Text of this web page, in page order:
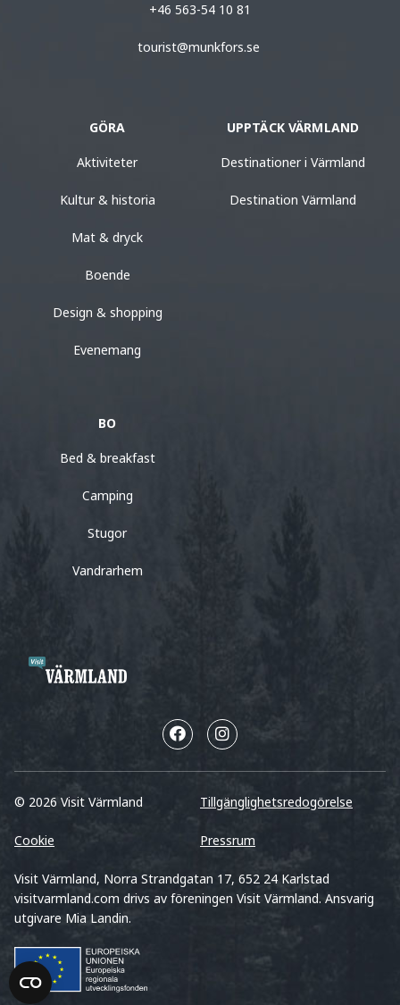
+46 563-54 10 81
tourist@munkfors.se
GÖRA
Aktiviteter
Kultur & historia
Mat & dryck
Boende
Design & shopping
Evenemang
UPPTÄCK VÄRMLAND
Destinationer i Värmland
Destination Värmland
BO
Bed & breakfast
Camping
Stugor
Vandrarhem
© 2026 Visit Värmland Tillgänglighetsredogörelse
Cookie Pressrum
Visit Värmland, Norra Strandgatan 17, 652 24 Karlstad
visitvarmland.com drivs av föreningen Visit Värmland. Ansvarig
utgivare Mia Landin.